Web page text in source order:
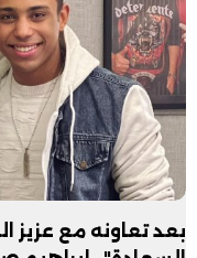
بعد تعاونه مع